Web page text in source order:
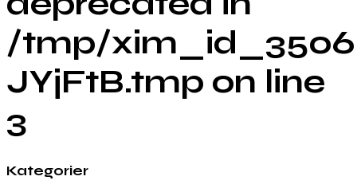
/tmp/
JYjFtB.tmp on line
3
Kategorier